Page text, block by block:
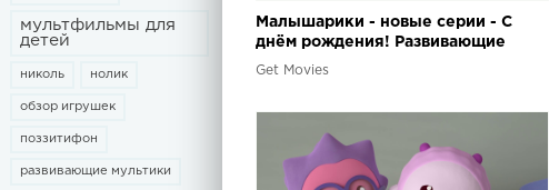
мультфильмы для
детей
николь нолик
обзор игрушек
поззитифон
развивающие мультики
Малышарики - новые серии - С
днём рождения! Развивающие
мультики для самых маленьких
Get Movies